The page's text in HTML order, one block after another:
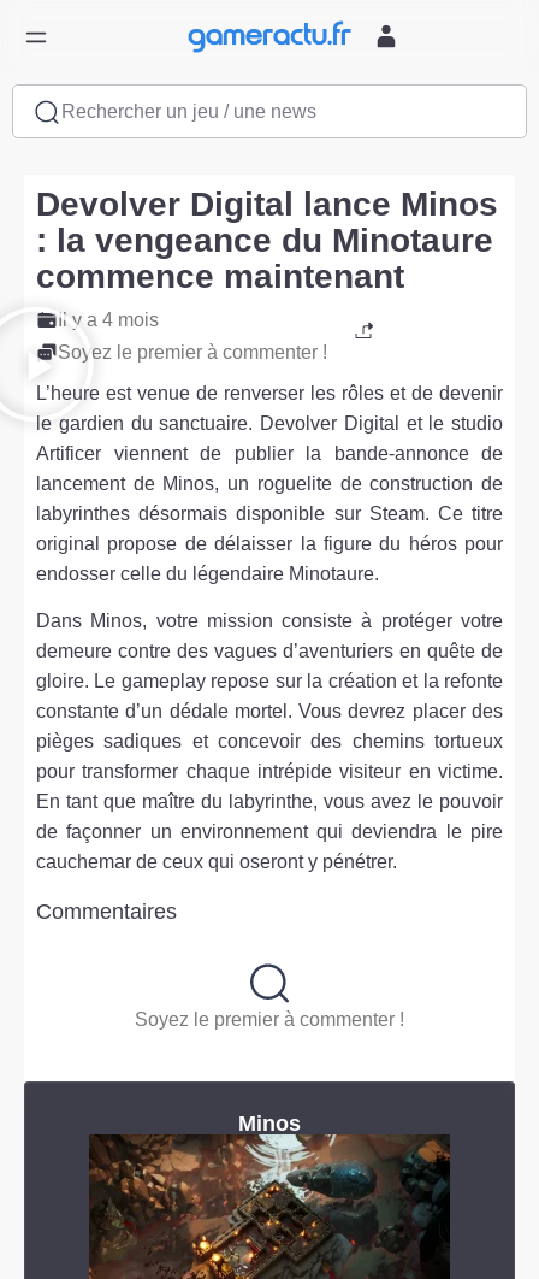
Rechercher un jeu / une news
Devolver Digital lance Minos
: la vengeance du Minotaure
commence maintenant
Il y a 4 mois
Soyez le premier à commenter !
L’heure est venue de renverser les rôles et de devenir
le gardien du sanctuaire. Devolver Digital et le studio
Artificer viennent de publier la bande-annonce de
lancement de Minos, un roguelite de construction de
labyrinthes désormais disponible sur Steam. Ce titre
original propose de délaisser la figure du héros pour
endosser celle du légendaire Minotaure.
Dans Minos, votre mission consiste à protéger votre
demeure contre des vagues d’aventuriers en quête de
gloire. Le gameplay repose sur la création et la refonte
constante d’un dédale mortel. Vous devrez placer des
pièges sadiques et concevoir des chemins tortueux
pour transformer chaque intrépide visiteur en victime.
En tant que maître du labyrinthe, vous avez le pouvoir
de façonner un environnement qui deviendra le pire
cauchemar de ceux qui oseront y pénétrer.
Commentaires
Soyez le premier à commenter !
Minos